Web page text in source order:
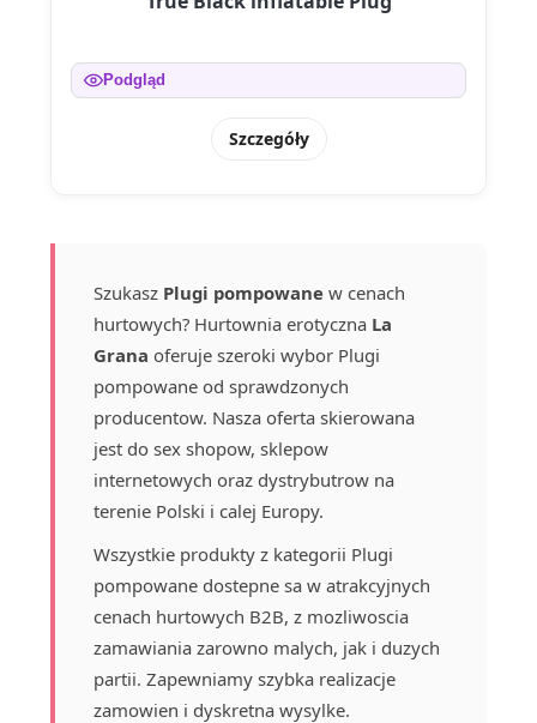
Podgląd
Szczegóły
Szukasz Plugi pompowane w cenach
hurtowych? Hurtownia erotyczna La
Grana oferuje szeroki wybor Plugi
pompowane od sprawdzonych
producentow. Nasza oferta skierowana
jest do sex shopow, sklepow
internetowych oraz dystrybutrow na
terenie Polski i calej Europy.
Wszystkie produkty z kategorii Plugi
pompowane dostepne sa w atrakcyjnych
cenach hurtowych B2B, z mozliwoscia
zamawiania zarowno malych, jak i duzych
partii. Zapewniamy szybka realizacje
zamowien i dyskretna wysylke.